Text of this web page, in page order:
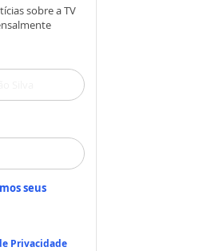
sobre a TV
seus
Privacidade